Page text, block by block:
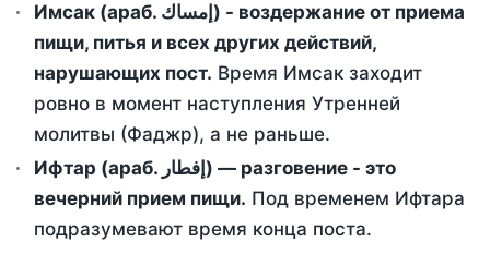
Имсак (араб. إمساك) - воздержание от приема
пищи, питья и всех других действий,
нарушающих пост. Время Имсак заходит
ровно в момент наступления Утренней
молитвы (Фаджр), а не раньше.
Ифтар (араб. إفطار) — разговение - это
вечерний прием пищи. Под временем Ифтара
подразумевают время конца поста.